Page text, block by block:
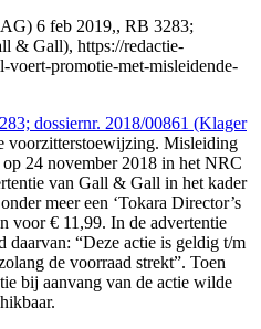
6 feb 2019,, RB 3283;
& Gall), https://redactie-
voert-promotie-met-misleidende-
dossiernr. 2018/00861 (Klager
voorzitterstoewijzing. Misleiding
24 november 2018 in het NRC
van Gall & Gall in het kader
meer een ‘Tokara Director’s
voor € 11,99. In de advertentie
daarvan: “Deze actie is geldig t/m
de voorraad strekt”. Toen
bij aanvang van de actie wilde